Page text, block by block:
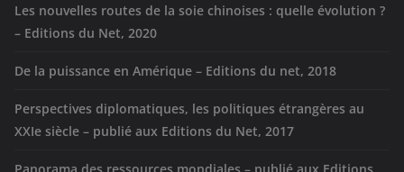
Les nouvelles routes de la soie chinoises : quelle évolution ?
– Editions du Net, 2020
De la puissance en Amérique – Editions du net, 2018
Perspectives diplomatiques, les politiques étrangères au
XXIe siècle – publié aux Editions du Net, 2017